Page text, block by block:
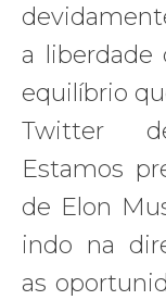
a liberdade
equilíbrio
Twitter
Estamos
de Elon
indo na
as